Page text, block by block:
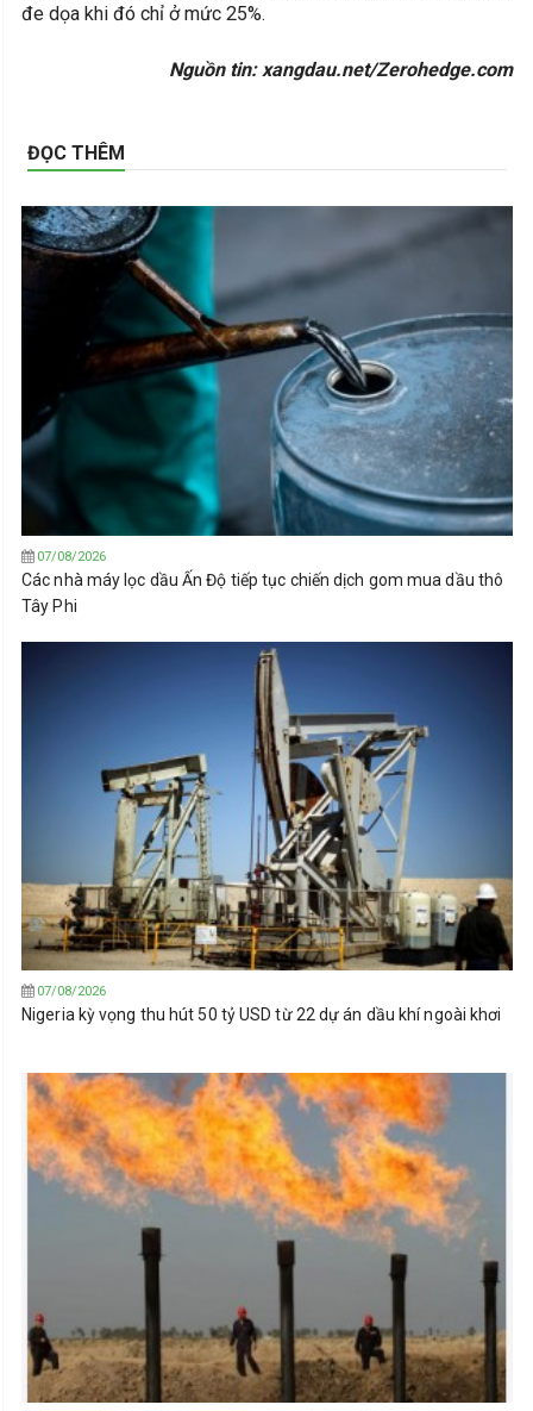
đe dọa khi đó chỉ ở mức 25%.
Nguồn tin: xangdau.net/Zerohedge.com
ĐỌC THÊM
07/08/2026
Các nhà máy lọc dầu Ấn Độ tiếp tục chiến dịch gom mua dầu thô
Tây Phi
07/08/2026
Nigeria kỳ vọng thu hút 50 tỷ USD từ 22 dự án dầu khí ngoài khơi